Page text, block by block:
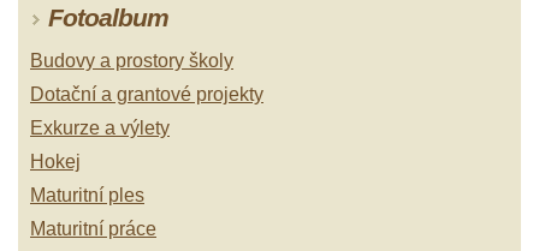
Fotoalbum
Budovy a prostory školy
Dotační a grantové projekty
Exkurze a výlety
Hokej
Maturitní ples
Maturitní práce